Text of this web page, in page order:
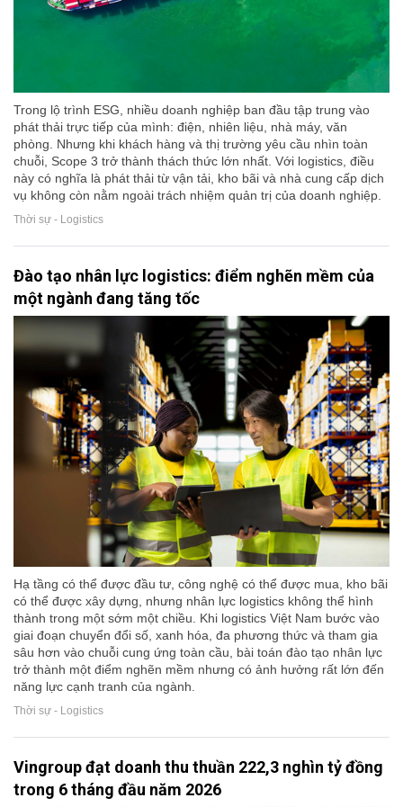
Trong lộ trình ESG, nhiều doanh nghiệp ban đầu tập trung vào
phát thải trực tiếp của mình: điện, nhiên liệu, nhà máy, văn
phòng. Nhưng khi khách hàng và thị trường yêu cầu nhìn toàn
chuỗi, Scope 3 trở thành thách thức lớn nhất. Với logistics, điều
này có nghĩa là phát thải từ vận tải, kho bãi và nhà cung cấp dịch
vụ không còn nằm ngoài trách nhiệm quản trị của doanh nghiệp.
Thời sự - Logistics
Đào tạo nhân lực logistics: điểm nghẽn mềm của
một ngành đang tăng tốc
Hạ tầng có thể được đầu tư, công nghệ có thể được mua, kho bãi
có thể được xây dựng, nhưng nhân lực logistics không thể hình
thành trong một sớm một chiều. Khi logistics Việt Nam bước vào
giai đoạn chuyển đổi số, xanh hóa, đa phương thức và tham gia
sâu hơn vào chuỗi cung ứng toàn cầu, bài toán đào tạo nhân lực
trở thành một điểm nghẽn mềm nhưng có ảnh hưởng rất lớn đến
năng lực cạnh tranh của ngành.
Thời sự - Logistics
Vingroup đạt doanh thu thuần 222,3 nghìn tỷ đồng
trong 6 tháng đầu năm 2026